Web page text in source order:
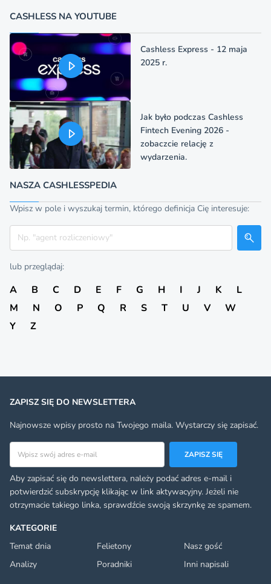
CASHLESS NA YOUTUBE
Cashless Express - 12 maja
2025 r.
Jak było podczas Cashless
Fintech Evening 2026 -
zobaczcie relację z
wydarzenia.
NASZA CASHLESSPEDIA
Wpisz w pole i wyszukaj termin, którego definicja Cię interesuje:
Szukaj
lub przeglądaj:
A B C D E F G H I J K
L
M
N O P Q R S T U V
W
Y
Z
KATEGORIE
Temat dnia
Felietony
Nasz gość
Analizy
Poradniki
Inni napisali
ZAPISZ SIĘ DO NEWSLETTERA
Najnowsze wpisy prosto na Twojego maila. Wystarczy się zapisać.
Adres email
ZAPISZ SIĘ
Aby zapisać się do newslettera, należy podać adres e-mail i
potwierdzić subskrypcję klikając w link aktywacyjny. Jeżeli nie
otrzymacie takiego linka, sprawdźcie swoją skrzynkę ze spamem.